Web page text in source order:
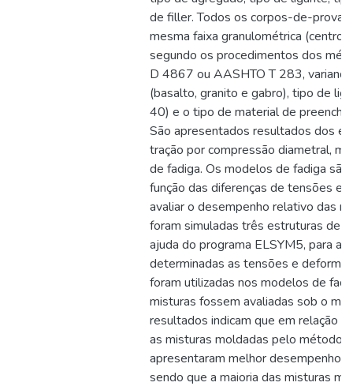
de filler. Todos os corpos-de-prova
mesma faixa granulométrica (centro
segundo os procedimentos dos
D 4867 ou AASHTO T 283,
(basalto, granito e gabro), tipo de
40) e o tipo de material de
São apresentados resultados dos
tração por compressão diametral,
de fadiga. Os modelos de fadiga
função das diferenças de tensões e
avaliar o desempenho relativo das
foram simuladas três estruturas de
ajuda do programa ELSYM5, para as
determinadas as tensões e
foram utilizadas nos modelos de
misturas fossem avaliadas sob o
resultados indicam que em relação
as misturas moldadas pelo método
apresentaram melhor desempenho
sendo que a maioria das misturas